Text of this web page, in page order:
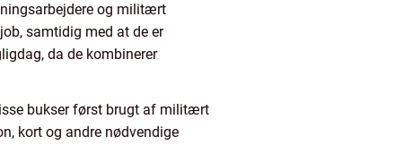
og militært
samtidig med at de er
da de kombinerer
bukser først brugt af militært
kort og andre nødvendige